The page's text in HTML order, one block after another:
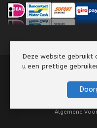
Copyright
2008-2026
Algemene
Deze website gebruikt
u een prettige